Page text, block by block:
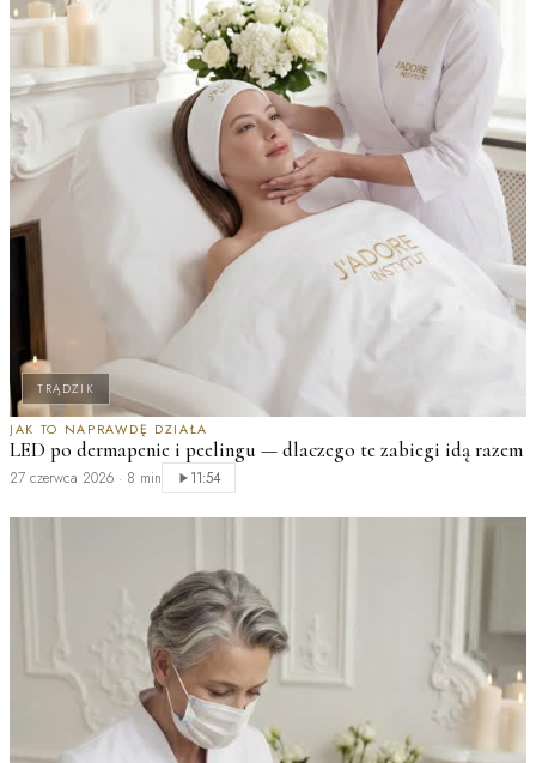
TRĄDZIK
JAK TO NAPRAWDĘ DZIAŁA
LED po dermapenie i peelingu — dlaczego te zabiegi idą razem
27 czerwca 2026 · 8 min 11:54